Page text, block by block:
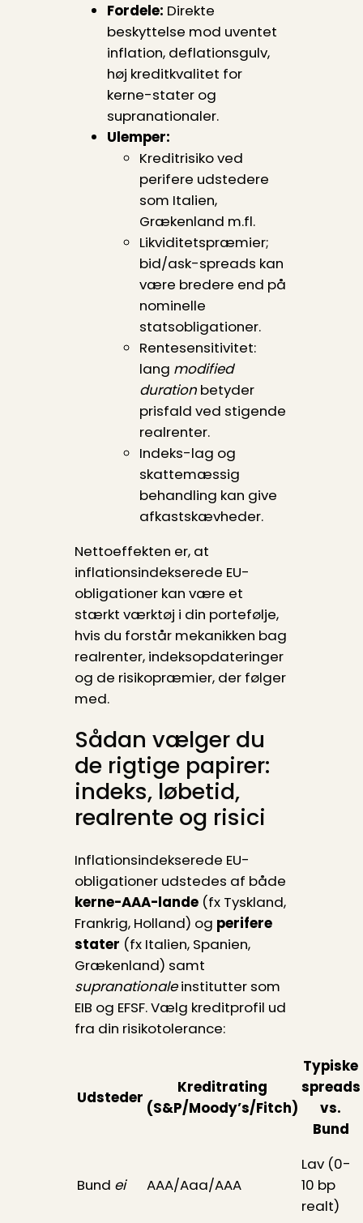
Fordele: Direkte
beskyttelse mod uventet
inflation, deflationsgulv,
høj kreditkvalitet for
kerne-stater og
supranationaler.
Ulemper:
Kreditrisiko ved
perifere udstedere
som Italien,
Grækenland m.fl.
Likviditetspræmier;
bid/ask-spreads kan
være bredere end på
nominelle
statsobligationer.
Rentesensitivitet:
lang modified
durationbetyder
prisfald ved stigende
realrenter.
Indeks-lag og
skattemæssig
behandling kan give
afkastskævheder.
Nettoeffekten er, at
inflationsindekserede EU-
obligationer kan være et
stærkt værktøj i din portefølje,
hvis du forstår mekanikken bag
realrenter, indeksopdateringer
og de risikopræmier, der følger
med.
Sådan vælger du
de rigtige papirer:
indeks, løbetid,
realrente og risici
Inflationsindekserede EU-
obligationer udstedes af både
kerne-AAA-lande(fx Tyskland,
Frankrig, Holland) og perifere
stater (fx Italien, Spanien,
Grækenland) samt
supranationaleinstitutter som
EIB og EFSF. Vælg kreditprofil ud
fra din risikotolerance:
Udsteder
Kreditrating
(S&P/Moody’s/Fitch)
Typiske
spreads
vs.
Bund
Bund ei AAA/Aaa/AAA
Lav (0-
10 bp
realt)